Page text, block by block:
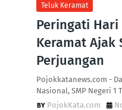
Teluk Keramat
Peringati Hari
Keramat Ajak
Perjuangan
Pojokkatanews.com -
Nasional, SMP Negeri
PojokKata.com